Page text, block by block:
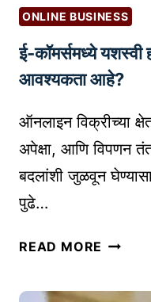
U
C
E
S
M
N
A
ण्या
सा
ठी
Q
O
A
चा
वा
र
ONLINE BUSINESS
ई-कॉमर्समध्ये यशस्वी
आवश्यकता आहे?
ऑनलाइन विक्रीच्या
अपेक्षा, आणि विपणन
बदलांशी जुळवून
पुढे…
READ MORE